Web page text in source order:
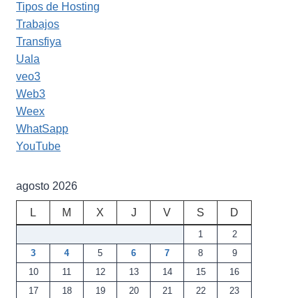
Tipos de Hosting
Trabajos
Transfiya
Uala
veo3
Web3
Weex
WhatSapp
YouTube
agosto 2026
L M X J V S D
1
2
3
4 5 6 7 8
9
10
11 12 13 14 15
16
17
18 19 20 21 22
23